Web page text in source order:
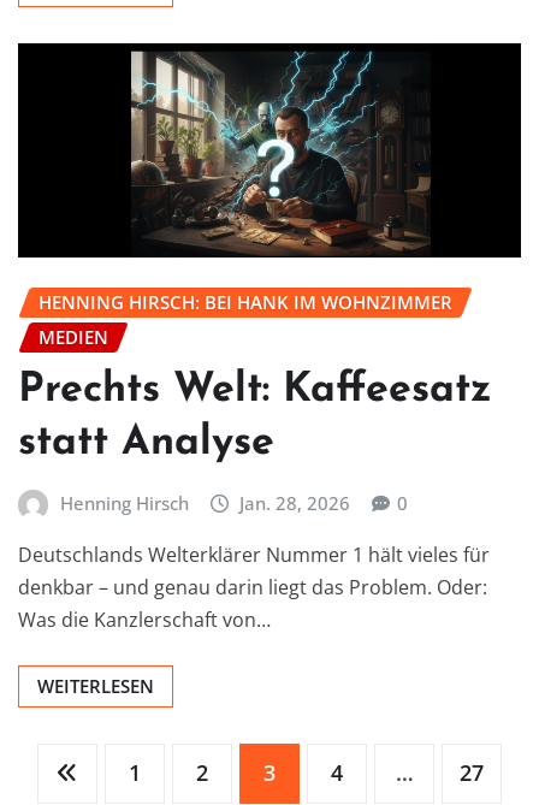
HENNING HIRSCH: BEI HANK IM WOHNZIMMER
MEDIEN
Prechts Welt: Kaffeesatz
statt Analyse
Henning Hirsch Jan. 28, 2026 0
Deutschlands Welterklärer Nummer 1 hält vieles für
denkbar – und genau darin liegt das Problem. Oder:
Was die Kanzlerschaft von…
WEITERLESEN
Seitennummerierung
1 2 3 4 … 27